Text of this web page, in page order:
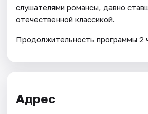
слушателями романсы, давно
отечественной классикой.
Продолжительность программы 2
Адрес